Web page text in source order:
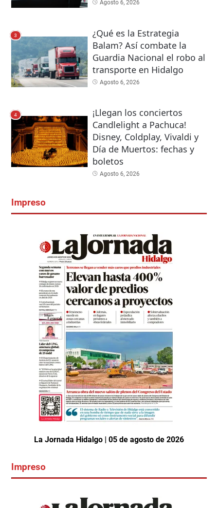
Agosto 6, 2026
3
¿Qué es la Estrategia
Balam? Así combate la
Guardia Nacional el robo al
transporte en Hidalgo
Agosto 6, 2026
4
¡Llegan los conciertos
Candlelight a Pachuca!
Disney, Coldplay, Vivaldi y
Día de Muertos: fechas y
boletos
Agosto 6, 2026
Impreso
La Jornada Hidalgo | 05 de agosto de 2026
Impreso